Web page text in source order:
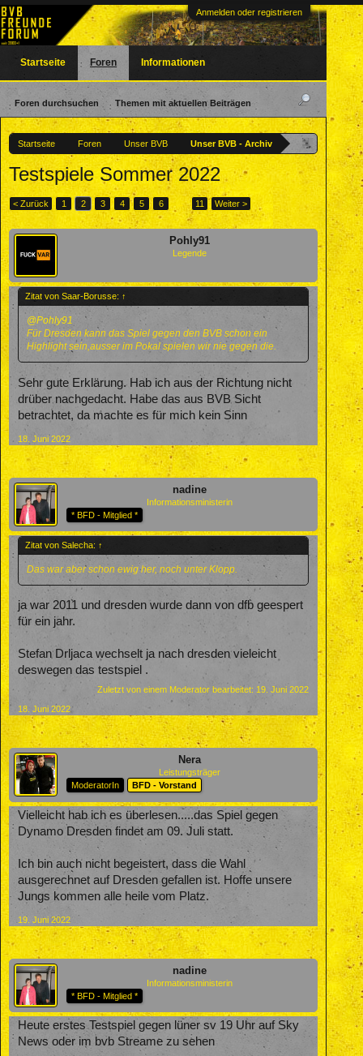
Anmelden oder registrieren
Startseite Foren Unser BVB Unser BVB - Archiv
Testspiele Sommer 2022
< Zurück 1 2 3 4 5 6 → 11 Weiter >
Pohly91
Legende
Zitat von Saar-Borusse: ↑
@Pohly91
Für Dresden kann das Spiel gegen den BVB schon ein
Highlight sein,ausser im Pokal spielen wir nie gegen die.
Sehr gute Erklärung. Hab ich aus der Richtung nicht
drüber nachgedacht. Habe das aus BVB Sicht
betrachtet, da machte es für mich kein Sinn
18. Juni 2022
nadine
Informationsministerin
* BFD - Mitglied *
Zitat von Salecha: ↑
Das war aber schon ewig her, noch unter Klopp.
ja war 2011 und dresden wurde dann von dfb geespert
für ein jahr.
Stefan Drljaca wechselt ja nach dresden vieleicht
deswegen das testspiel .
Zuletzt von einem Moderator bearbeitet: 19. Juni 2022
18. Juni 2022
Nera
Leistungsträger
ModeratorIn
BFD - Vorstand
Vielleicht hab ich es überlesen.....das Spiel gegen
Dynamo Dresden findet am 09. Juli statt.
Ich bin auch nicht begeistert, dass die Wahl
ausgerechnet auf Dresden gefallen ist. Hoffe unsere
Jungs kommen alle heile vom Platz.
19. Juni 2022
nadine
Informationsministerin
* BFD - Mitglied *
Heute erstes Testspiel gegen lüner sv 19 Uhr auf Sky
News oder im bvb Streame zu sehen
Startseite Foren
Foren durchsuchen Themen mit aktuellen Beiträgen
Informationen